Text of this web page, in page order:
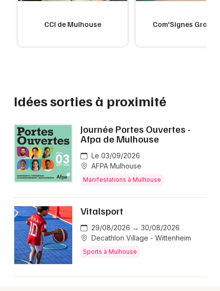
CCI de Mulhouse Com'Signes Grand
Idées sorties à proximité
Journée Portes Ouvertes -
Afpa de Mulhouse
Le 03/09/2026
AFPA Mulhouse
Manifestations à Mulhouse
Vitalsport
29/08/2026 → 30/08/2026
Decathlon Village - Wittenheim
Sports à Mulhouse